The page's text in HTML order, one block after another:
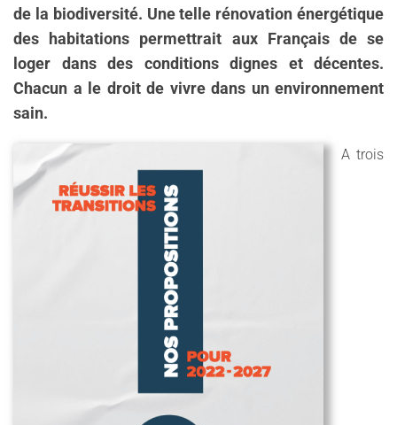
de la biodiversité. Une telle rénovation énergétique
des habitations permettrait aux Français de se
loger dans des conditions dignes et décentes.
Chacun a le droit de vivre dans un environnement
sain.
A trois